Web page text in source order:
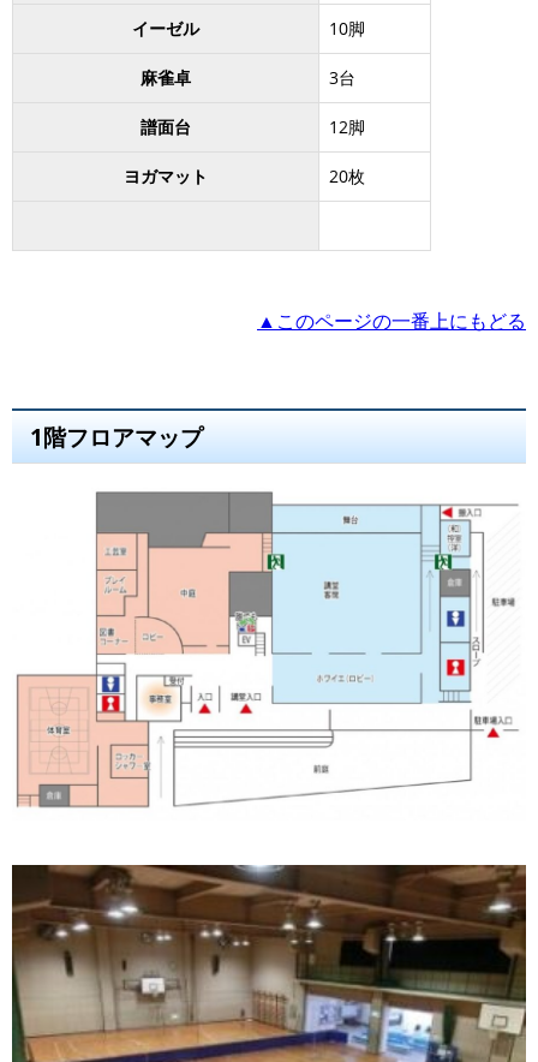
イーゼル 10脚
麻雀卓 3台
譜面台 12脚
ヨガマット 20枚
▲このページの一番上にもどる
1階フロアマップ